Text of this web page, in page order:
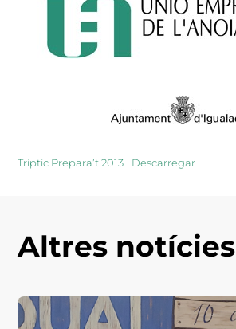
Tríptic Prepara’t 2013 Descarregar
Altres notícies